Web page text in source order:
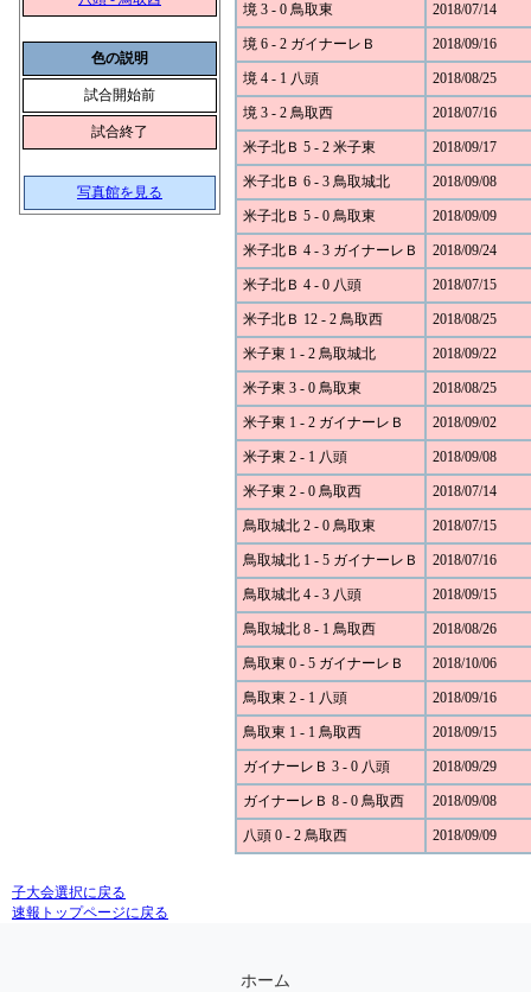
色の説明
試合開始前
試合終了
写真館を見る
境 3 - 0 鳥取東 2018/07/14
境 6 - 2 ガイナーレＢ 2018/09/16
境 4 - 1 八頭 2018/08/25
境 3 - 2 鳥取西 2018/07/16
米子北Ｂ 5 - 2 米子東 2018/09/17
米子北Ｂ 6 - 3 鳥取城北 2018/09/08
米子北Ｂ 5 - 0 鳥取東 2018/09/09
米子北Ｂ 4 - 3 ガイナーレＢ 2018/09/24
米子北Ｂ 4 - 0 八頭 2018/07/15
米子北Ｂ 12 - 2 鳥取西 2018/08/25
米子東 1 - 2 鳥取城北 2018/09/22
米子東 3 - 0 鳥取東 2018/08/25
米子東 1 - 2 ガイナーレＢ 2018/09/02
米子東 2 - 1 八頭 2018/09/08
米子東 2 - 0 鳥取西 2018/07/14
鳥取城北 2 - 0 鳥取東 2018/07/15
鳥取城北 1 - 5 ガイナーレＢ 2018/07/16
鳥取城北 4 - 3 八頭 2018/09/15
鳥取城北 8 - 1 鳥取西 2018/08/26
鳥取東 0 - 5 ガイナーレＢ 2018/10/06
鳥取東 2 - 1 八頭 2018/09/16
鳥取東 1 - 1 鳥取西 2018/09/15
ガイナーレＢ 3 - 0 八頭 2018/09/29
ガイナーレＢ 8 - 0 鳥取西 2018/09/08
八頭 0 - 2 鳥取西 2018/09/09
子大会選択に戻る
速報トップページに戻る
ホーム